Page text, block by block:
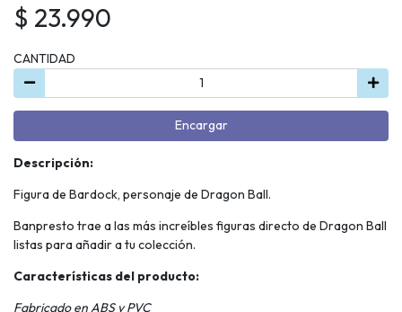
$ 23.990
CANTIDAD
Encargar
Descripción:
Figura de Bardock, personaje de Dragon Ball.
Banpresto trae a las más increíbles figuras directo de Dragon Ball
listas para añadir a tu colección.
Características del producto:
Fabricado en ABS y PVC